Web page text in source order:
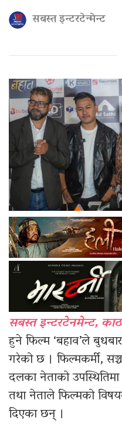
सबस्त इन्टरटेन्मेन्ट
सबस्त इन्टरटेनमेन्ट,
हुने फिल्म ‘बहाव’ले बुधबार
गरेको छ । फिल्मकर्मी,
दलका नेताको उपस्थितिमा
तथा नेताले फिल्मको
दिएका छन् ।